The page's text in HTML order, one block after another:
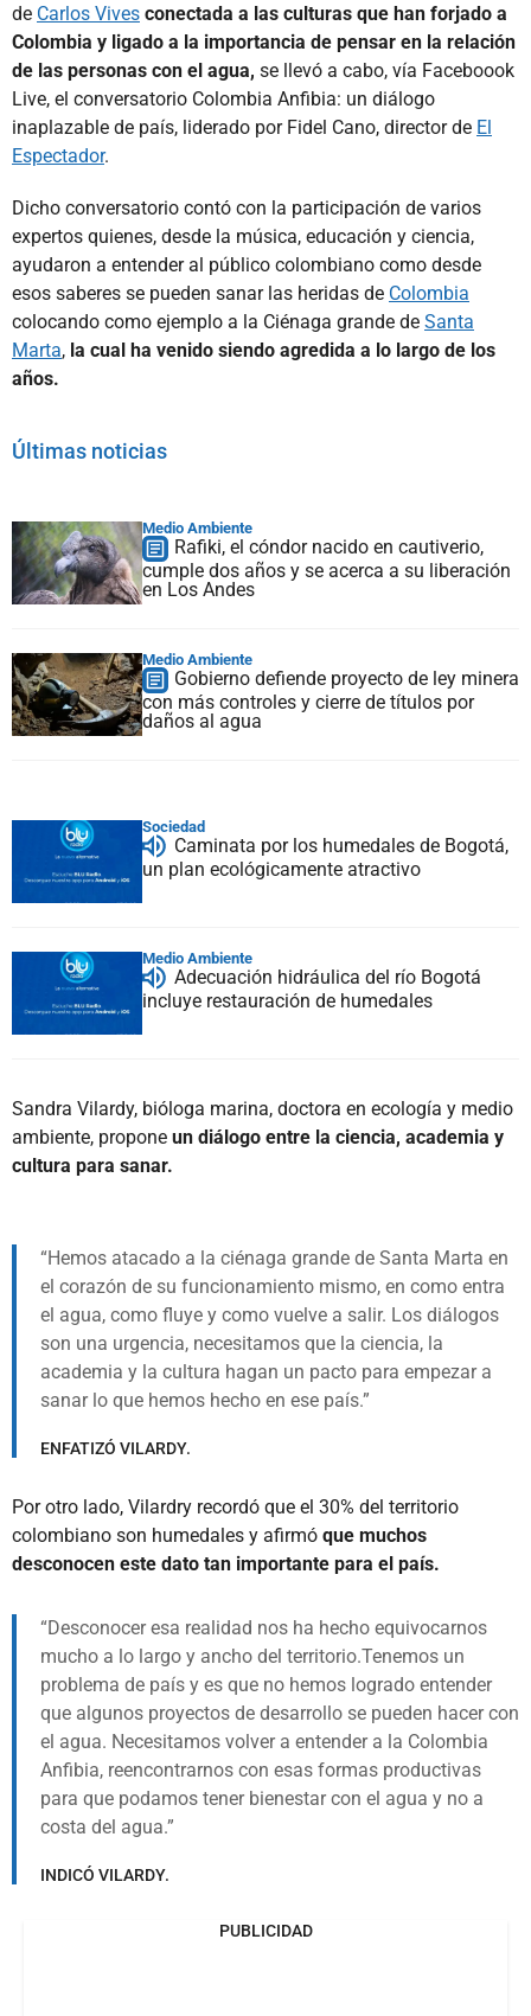
de Carlos Vives conectada a las culturas que han forjado a
Colombia y ligado a la importancia de pensar en la relación
de las personas con el agua, se llevó a cabo, vía Faceboook
Live, el conversatorio Colombia Anfibia: un diálogo
inaplazable de país, liderado por Fidel Cano, director de El
Espectador.
Dicho conversatorio contó con la participación de varios
expertos quienes, desde la música, educación y ciencia,
ayudaron a entender al público colombiano como desde
esos saberes se pueden sanar las heridas de Colombia
colocando como ejemplo a la Ciénaga grande de Santa
Marta, la cual ha venido siendo agredida a lo largo de los
años.
Últimas noticias
Medio Ambiente
Rafiki, el cóndor nacido en cautiverio,
cumple dos años y se acerca a su liberación
en Los Andes
Medio Ambiente
Gobierno defiende proyecto de ley minera
con más controles y cierre de títulos por
daños al agua
Sociedad
Caminata por los humedales de Bogotá,
un plan ecológicamente atractivo
Medio Ambiente
Adecuación hidráulica del río Bogotá
incluye restauración de humedales
Sandra Vilardy, bióloga marina, doctora en ecología y medio
ambiente, propone un diálogo entre la ciencia, academia y
cultura para sanar.
Hemos atacado a la ciénaga grande de Santa Marta en
el corazón de su funcionamiento mismo, en como entra
el agua, como fluye y como vuelve a salir. Los diálogos
son una urgencia, necesitamos que la ciencia, la
academia y la cultura hagan un pacto para empezar a
sanar lo que hemos hecho en ese país.
ENFATIZÓ VILARDY.
Por otro lado, Vilardry recordó que el 30% del territorio
colombiano son humedales y afirmó que muchos
desconocen este dato tan importante para el país.
Desconocer esa realidad nos ha hecho equivocarnos
mucho a lo largo y ancho del territorio.Tenemos un
problema de país y es que no hemos logrado entender
que algunos proyectos de desarrollo se pueden hacer con
el agua. Necesitamos volver a entender a la Colombia
Anfibia, reencontrarnos con esas formas productivas
para que podamos tener bienestar con el agua y no a
costa del agua.
INDICÓ VILARDY.
PUBLICIDAD